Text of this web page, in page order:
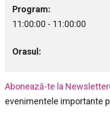
Program:
11:00:00 - 11:00:00
Orasul:
Abonează-te la
evenimentele importante